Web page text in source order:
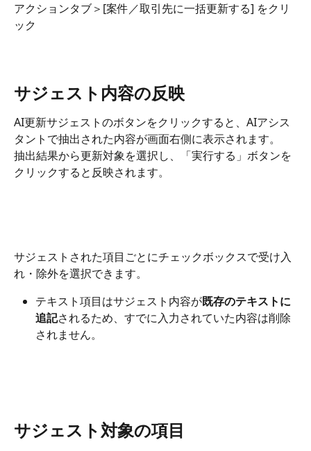
アクションタブ＞[案件／取引先に一括更新する] をクリ
ック
サジェスト内容の反映
AI更新サジェストのボタンをクリックすると、AIアシス
タントで抽出された内容が画面右側に表示されます。
抽出結果から更新対象を選択し、「実行する」ボタンを
クリックすると反映されます。
サジェストされた項目ごとにチェックボックスで受け入
れ・除外を選択できます。
テキスト項目はサジェスト内容が既存のテキストに
追記されるため、すでに入力されていた内容は削除
されません。
サジェスト対象の項目